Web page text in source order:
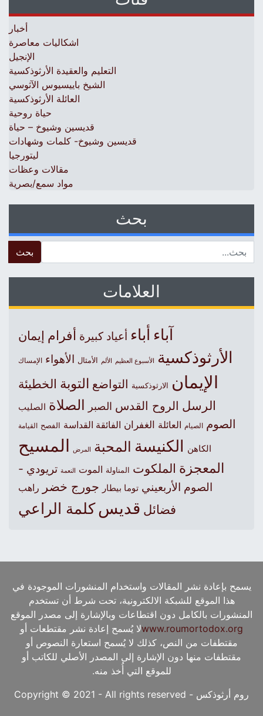
أخبار
اشكاليات معاصرة
الإنجيل
التعليم والعقيدة الأرثوذكسية
الشيخ باييسيوس الآثوسي
العائلة الأرثوذكسية
حياة روحية
قديسين وشيوخ – حياة
قديسين وشيوخ- كلمات وشهادات
ليتورجيا
مقالات وعظات
مواد سمع/بصرية
بحث
العلامات
آباءأباء أعياد كبيرة أفرام إيمان
الأرثوذكسية الأسبوع العظيم الألم الأمثال الأهواء الإمساك
الإيمان الارثوذكسية التواضع التوبة الخطيئة
الرسل الروح القدس الصبر الصلاة الصليب
الصوم الصيام العائلة الغفران الفائقة القداسة الفصح القيامة
الكاهن الكنيسةالمحبة المرض المسيح
المعجزة الملكوت المناولة الموت النعمة تريودي -
الصوم الأربعيني توما بيطار جورج خضر راهب
فضائل قديس كلمة الراعي
يسمح بإعادة نشر المقالات واستخدام المنشورات الموجودة في
هذا الموقع للشبكة الالكترونية، تحت شرط أن تستخدم
المنشورات بالكامل دون اقتطاعات وبالإشارة إلى مصدر الموقع
www.roumortodox.orgلا يُسمح إعادة نشر مقتطعات أو
مقتطفات من النص، كذلك لا يُسمح استعارة النصوص أو
مقتطفات منها دون الإشارة إلى المصدر الأصلي للكاتب أو
للموقع التي أُخذ منه.
روم أرثوذكس - Copyright © 2021 - All rights reserved